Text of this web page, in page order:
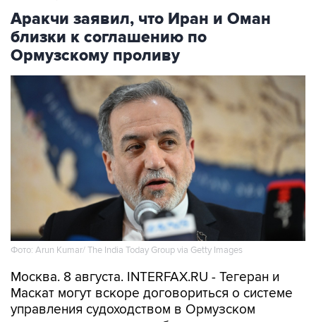
Аракчи заявил, что Иран и Оман
близки к соглашению по
Ормузскому проливу
Фото: Arun Kumar/ The India Today Group via Getty Images
Москва. 8 августа. INTERFAX.RU - Тегеран и
Маскат могут вскоре договориться о системе
управления судоходством в Ормузском